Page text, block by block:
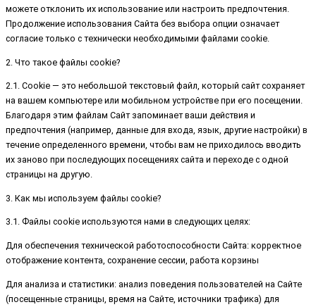
можете отклонить их использование или настроить предпочтения.
Продолжение использования Сайта без выбора опции означает
согласие только с технически необходимыми файлами cookie.
2. Что такое файлы cookie?
2.1. Cookie — это небольшой текстовый файл, который сайт сохраняет
на вашем компьютере или мобильном устройстве при его посещении.
Благодаря этим файлам Сайт запоминает ваши действия и
предпочтения (например, данные для входа, язык, другие настройки) в
течение определенного времени, чтобы вам не приходилось вводить
их заново при последующих посещениях сайта и переходе с одной
страницы на другую.
3. Как мы используем файлы cookie?
3.1. Файлы cookie используются нами в следующих целях:
Для обеспечения технической работоспособности Сайта: корректное
отображение контента, сохранение сессии, работа корзины
Для анализа и статистики: анализ поведения пользователей на Сайте
(посещенные страницы, время на Сайте, источники трафика) для